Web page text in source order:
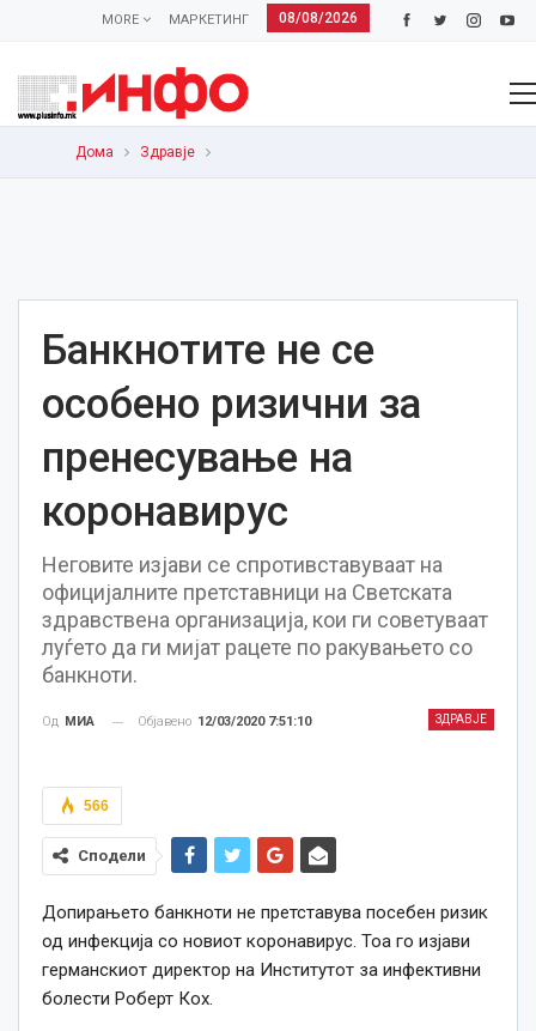
08/08/2026
МАРКЕТИНГ
MORE
Дома Здравје
Банкнотите не се
особено ризични за
пренесување на
коронавирус
Неговите изјави се спротивставуваат на
официјалните претставници на Светската
здравствена организација, кои ги советуваат
луѓето да ги мијат рацете по ракувањето со
банкноти.
ЗДРАВЈЕ
Од МИА Објавено 12/03/2020 7:51:10
566
Сподели
Допирањето банкноти не претставува посебен ризик
од инфекција со новиот коронавирус. Тоа го изјави
германскиот директор на Институтот за инфективни
болести Роберт Кох.